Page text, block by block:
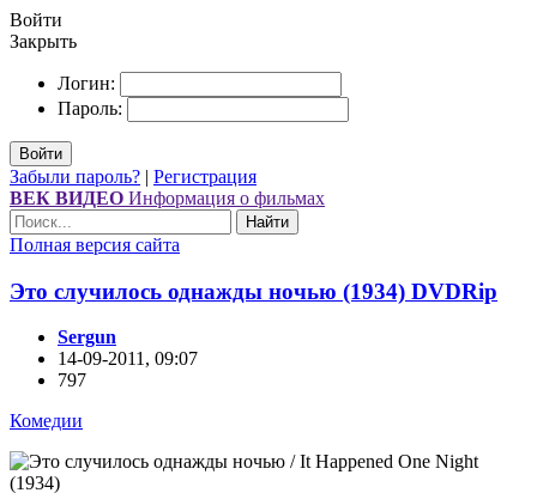
Войти
Закрыть
Логин:
Пароль:
Войти
Забыли пароль? | Регистрация
ВЕК ВИДЕО Информация о фильмах
Найти
Полная версия сайта
Это случилось однажды ночью (1934) DVDRір
Sergun
14-09-2011, 09:07
797
Комедии